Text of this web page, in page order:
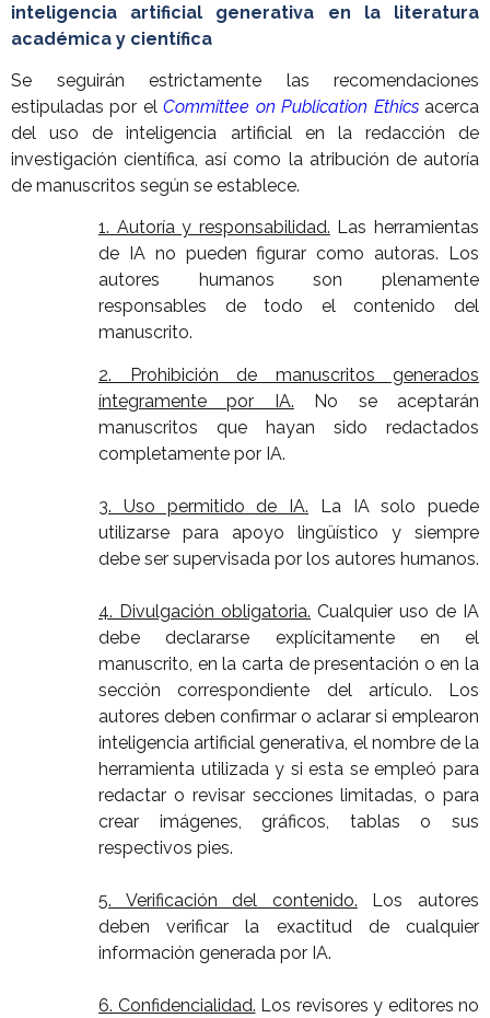
inteligencia artificial generativa en la literatura
académica y científica
Se seguirán estrictamente las recomendaciones
estipuladas por elCommittee on Publication Ethicsacerca
del uso de inteligencia artificial en la redacción de
investigación científica, así como la atribución de autoría
de manuscritos según se establece.
1. Autoría y responsabilidad. Las herramientas
de IA no pueden figurar como autoras. Los
autores humanos son plenamente
responsables de todo el contenido del
manuscrito.
2. Prohibición de manuscritos generados
íntegramente por IA. No se aceptarán
manuscritos que hayan sido redactados
completamente por IA.
3. Uso permitido de IA. La IA solo puede
utilizarse para apoyo lingüístico y siempre
debe ser supervisada por los autores humanos.
4. Divulgación obligatoria. Cualquier uso de IA
debe declararse explícitamente en el
manuscrito, en la carta de presentación o en la
sección correspondiente del artículo. Los
autores deben confirmar o aclarar si emplearon
inteligencia artificial generativa, el nombre de la
herramienta utilizada y si esta se empleó para
redactar o revisar secciones limitadas, o para
crear imágenes, gráficos, tablas o sus
respectivos pies.
5. Verificación del contenido. Los autores
deben verificar la exactitud de cualquier
información generada por IA.
6. Confidencialidad. Los revisores y editores no